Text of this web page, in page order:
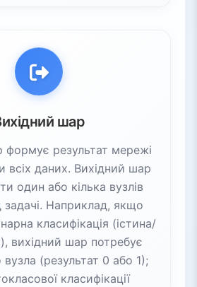
шар
формує результат мережі
всіх даних. Вихідний шар
один або кілька вузлів
задачі. Наприклад, якщо
класифікація (істина/
вихідний шар потребує
(результат 0 або 1);
класифікації